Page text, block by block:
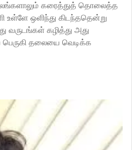
கரைத்துத் தொலைத்த
உள்ளே ஒளிந்து கிடந்ததென்று
வருடங்கள் கழித்து அது
பெருகி தலையை வெடிக்க